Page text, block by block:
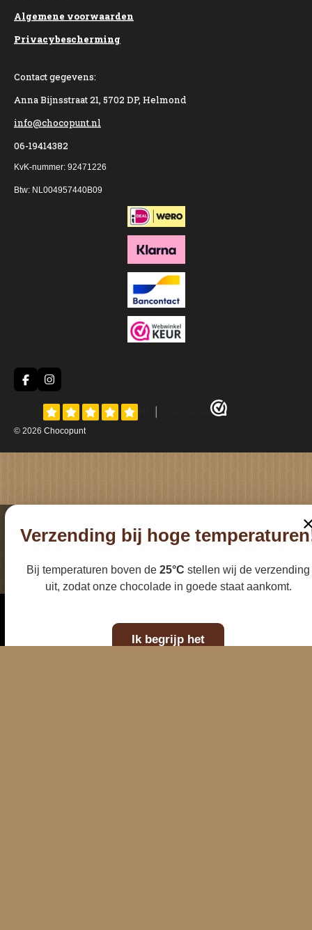
Algemene voorwaarden
Privacybescherming
Contact gegevens:
Anna Bijnsstraat 21, 5702 DP, Helmond
info@chocopunt.nl
06-19414382
KvK-nummer: 92471226
Btw: NL004957440B09
F
a
b
o
I
n
s
t
a
g
© 2026 Chocopunt
Telefoonnummer Kaart
Verzending bij hoge
Bij temperaturen boven de 25°C stellen wij de verzending
uit, zodat onze chocolade in goede staat aankomt.
Ik begrijp het